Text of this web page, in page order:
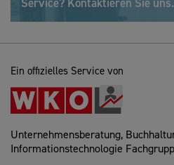
Ein offizielles Service von
Unternehmensberatung,
Informationstechnologie